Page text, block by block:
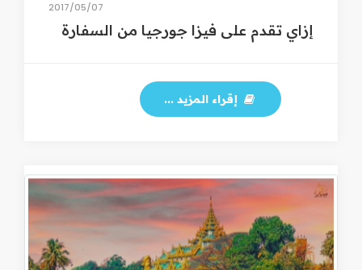
07‏/05‏/2017
إزاي تقدم على فيزا جورجيا من السفارة
إقراء المزيد ...